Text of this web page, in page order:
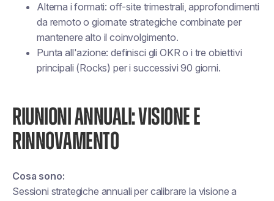
Alterna i formati: off-site trimestrali, approfondimenti
da remoto o giornate strategiche combinate per
mantenere alto il coinvolgimento.
Punta all'azione: definisci gli OKR o i tre obiettivi
principali (Rocks) per i successivi 90 giorni.
RIUNIONI ANNUALI: VISIONE E
RINNOVAMENTO
Cosa sono:
Sessioni strategiche annuali per calibrare la visione a